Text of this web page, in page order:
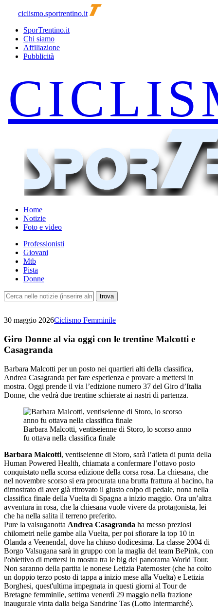
ciclismo.sportrentino.it
SporTrentino.it
Chi siamo
Affiliazione
Pubblicità
Home
Notizie
Foto e video
Professionisti
Giovani
Mtb
Pista
Donne
30 maggio 2026Ciclismo Femminile
Giro Donne al via oggi con le trentine Malcotti e
Casagranda
Barbara Malcotti per un posto nei quartieri alti della classifica,
Andrea Casagranda per fare esperienza e provare a mettersi in
mostra. Oggi prende il via l’edizione numero 37 del Giro d’Italia
Donne, che vedrà due trentine schierate ai nastri di partenza.
Barbara Malcotti, ventiseienne di Storo, lo scorso anno
fu ottava nella classifica finale
Barbara Malcotti, ventiseienne di Storo, sarà l’atleta di punta della
Human Powered Health, chiamata a confermare l’ottavo posto
conquistato nella scorsa edizione della corsa rosa. La chiesana, che
nel novembre scorso si era procurata una brutta frattura al bacino, ha
dimostrato di aver già ritrovato il giusto colpo di pedale, nona nella
classifica finale della Vuelta di Spagna a inizio maggio. Ora un’altra
avventura in rosa, che la chiesana vuole vivere da protagonista, lei
che ha nella salita il terreno preferito.
Pure la valsuganotta Andrea Casagranda ha messo preziosi
chilometri nelle gambe alla Vuelta, per poi sfiorare la top 10 in
Olanda a Veenendal, dove ha chiuso dodicesima. La classe 2004 di
Borgo Valsugana sarà in gruppo con la maglia del team BePink, con
l'obiettivo di mettersi in mostra tra le big del panorama World Tour.
Non saranno della partita le nonese Letizia Paternoster (che ha colto
un doppio terzo posto di tappa a inizio mese alla Vuelta) e Letizia
Borghesi, quest'ultima impegnata in questi giorni al Tour de
Bretagne femminile, settima venerdì 29 maggio nella frazione
inaugurale vinta dalla belga Sandrine Tas (Lotto Intermarché).